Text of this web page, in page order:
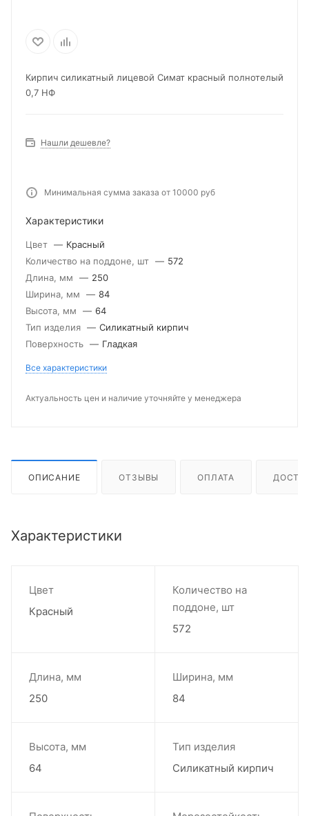
Кирпич силикатный лицевой Симат красный полнотелый
0,7 НФ
Нашли дешевле?
Минимальная сумма заказа от 10000 руб
Характеристики
Цвет — Красный
Количество на поддоне, шт — 572
Длина, мм
— 250
Ширина, мм
— 84
Высота, мм
— 64
Тип изделия — Силикатный кирпич
Поверхность — Гладкая
Все характеристики
Актуальность цен и наличие уточняйте у менеджера
ОПИСАНИЕ ОТЗЫВЫ ОПЛАТА
Характеристики
Цвет
Красный
Количество на
поддоне, шт
572
Длина, мм
250
Ширина, мм
84
Высота, мм
64
Тип изделия
Силикатный кирпич